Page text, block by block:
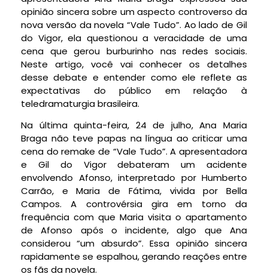
opinião sincera sobre um aspecto controverso da
nova versão da novela “Vale Tudo”. Ao lado de Gil
do Vigor, ela questionou a veracidade de uma
cena que gerou burburinho nas redes sociais.
Neste artigo, você vai conhecer os detalhes
desse debate e entender como ele reflete as
expectativas do público em relação à
teledramaturgia brasileira.
Na última quinta-feira, 24 de julho, Ana Maria
Braga não teve papas na língua ao criticar uma
cena do remake de “Vale Tudo”. A apresentadora
e Gil do Vigor debateram um acidente
envolvendo Afonso, interpretado por Humberto
Carrão, e Maria de Fátima, vivida por Bella
Campos. A controvérsia gira em torno da
frequência com que Maria visita o apartamento
de Afonso após o incidente, algo que Ana
considerou “um absurdo”. Essa opinião sincera
rapidamente se espalhou, gerando reações entre
os fãs da novela.